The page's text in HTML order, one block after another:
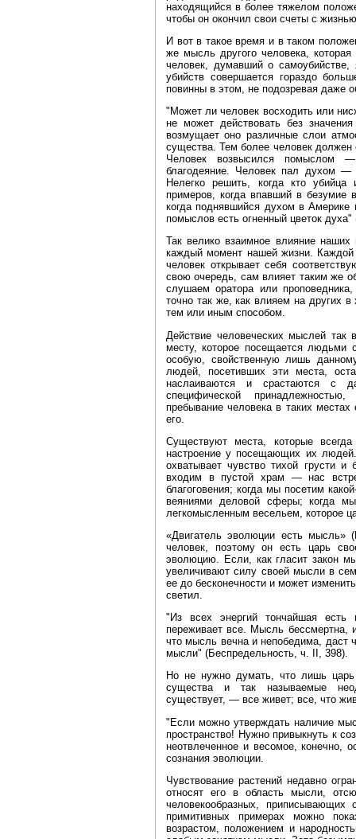
находящийся в более тяжелом
чтобы он окончил свои счеты с
И вот в такое время и в таком
же мысль другого человека,
человек, думавший о самоубийстве,
убийств совершается гораздо
повинны в этом, не подозревая даже
"Может ли человек восходить или
не может действовать без
возмущает оно различные слои
существа. Тем более человек должен
Человек возвысился помыслом
благодеяние. Человек пал духом
Нелегко решить, когда кто
примеров, когда впавший в
когда поднявшийся духом в Америке
помыслов есть огненный цветок духа"
Так велико взаимное влияние
каждый момент нашей жизни.
человек открывает себя
свою очередь, сам влияет таким же
слушаем оратора или
точно так же, как влияем на других
тем или иным способом.
Действие человеческих мыслей так
месту, которое посещается
особую, свойственную лишь
людей, посетивших эти места,
наслаиваются и срастаются с
специфической
пребывание человека в таких местах
его.
Существуют места, которые
настроение у посещающих их
охватывает чувство тихой грусти и
входим в пустой храм — нас
благоговения; когда мы посетим
веяниями деловой сферы; когда
легкомысленным весельем, которое
«Двигатель эволюции есть
человек, поэтому он есть царь
эволюцию. Если, как гласит закон
увеличивают силу своей мысли в
ее до бесконечности и может
светил.
"Из всех энергий тончайшая
переживает все. Мысль бессмертна,
что мысль вечна и непобедима, даст
мысли" (Беспредельность, ч. II, 398).
Но не нужно думать, что лишь
существа и так называемые
существует, — все живет; все, что
"Если можно утверждать наличие
пространство! Нужно привыкнуть к
неотвлеченное и весомое, конечно,
сознания эволюции.
Чувствование растений недавно
относят его в область мысли,
человекообразных,
примитивных примерах можно
возрастом, положением и